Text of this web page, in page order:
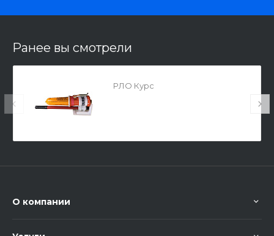
Ранее вы смотрели
РЛО Курс
О компании